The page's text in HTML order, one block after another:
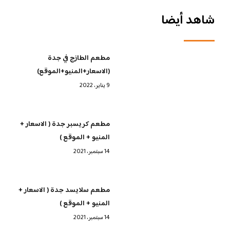
شاهد أيضا
مطعم الطازج في جدة
(الاسعار+المنيو+الموقع)
9 يناير، 2022
مطعم كريسبر جدة ( الاسعار +
المنيو + الموقع )
14 سبتمبر، 2021
مطعم سلايسد جدة ( الاسعار +
المنيو + الموقع )
14 سبتمبر، 2021